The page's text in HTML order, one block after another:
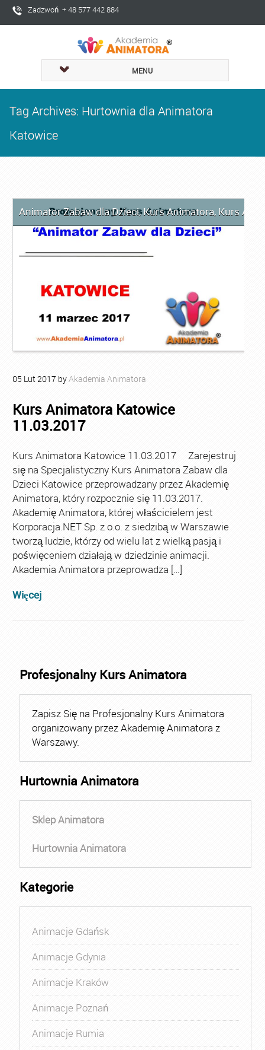
Zadzwoń + 48 577 442 884
MENU
Tag Archives: Hurtownia dla Animatora
Katowice
Animator Zabaw dla Dzieci,Kurs Animatora, Kurs
05 Lut 2017 byAkademia Animatora
Kurs Animatora Katowice
11.03.2017
Kurs Animatora Katowice 11.03.2017 Zarejestruj
się na Specjalistyczny Kurs Animatora Zabaw dla
Dzieci Katowice przeprowadzany przez Akademię
Animatora, który rozpocznie się 11.03.2017.
Akademię Animatora, której właścicielem jest
Korporacja.NET Sp. z o.o. z siedzibą w Warszawie
tworzą ludzie, którzy od wielu lat z wielką pasją i
poświęceniem działają w dziedzinie animacji.
Akademia Animatora przeprowadza […]
Więcej
Profesjonalny Kurs Animatora
Zapisz Się na Profesjonalny Kurs Animatora
organizowany przez Akademię Animatora z
Warszawy.
Hurtownia Animatora
Sklep Animatora
Hurtownia Animatora
Kategorie
Animacje Gdańsk
Animacje Gdynia
Animacje Kraków
Animacje Poznań
Animacje Rumia